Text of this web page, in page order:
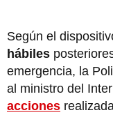
Según el
hábiles
emergencia, la
al ministro del
acciones